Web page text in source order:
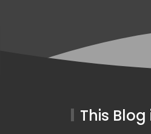
This